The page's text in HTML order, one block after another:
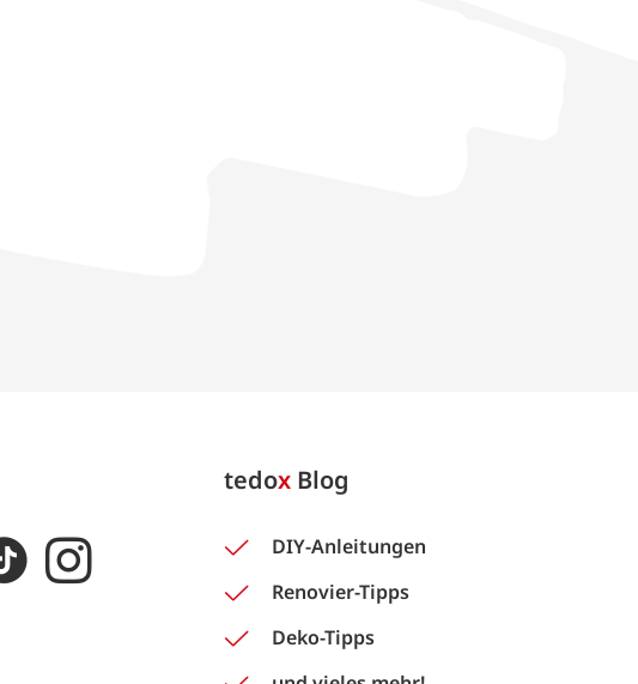
tedox Blog
DIY-Anleitungen
Renovier-Tipps
Deko-Tipps